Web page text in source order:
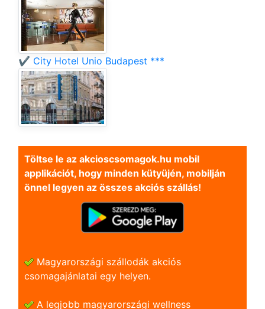
✔️ City Hotel Unio Budapest ***
Töltse le az akcioscsomagok.hu mobil
applikációt, hogy minden kütyüjén, mobilján
önnel legyen az összes akciós szállás!
Magyarországi szállodák akciós
csomagajánlatai egy helyen.
A legjobb magyarországi wellness